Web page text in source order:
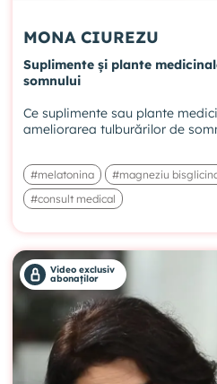
MONA CIUREZU
Suplimente și plante
somnului
Ce suplimente sau plante
ameliorarea tulburărilor de
#melatonina #magneziu
#consult medical
Video exclusiv
abonaților